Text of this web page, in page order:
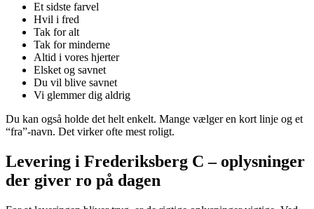
Et sidste farvel
Hvil i fred
Tak for alt
Tak for minderne
Altid i vores hjerter
Elsket og savnet
Du vil blive savnet
Vi glemmer dig aldrig
Du kan også holde det helt enkelt. Mange vælger en kort linje og et
“fra”-navn. Det virker ofte mest roligt.
Levering i Frederiksberg C – oplysninger
der giver ro på dagen